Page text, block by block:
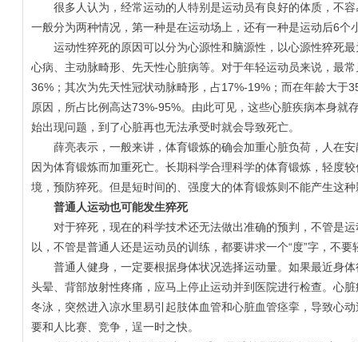
很多人认为，经常运动的人特别是运动员有良好的体质，不容
一般分为两种情况，第一种是在运动场上，还有一种是运动后6个
运动性猝死的原因可以分为心源性和脑源性，以心源性猝死最
心病、主动脉畸形、先天性心脏病等。对于年轻运动员来说，最
36%；其次为先天性冠状动脉畸形，占17%-19%；而在年龄大于
原因，所占比例高达73%-95%。由此可见，这些心脏疾病本身就
始出现问题，到了心脏再也无法承受时就会导致死亡。
薛亮表示，一般来讲，体育锻炼的确会加重心脏负荷，人在安
因为体育锻炼而加重死亡。长期科学合理科学的体育锻炼，轻度
境，预防猝死。但是短时间的、强度大的体育锻炼则不能产生这
普通人运动也可能发生猝死
对于猝死，现在的科学技术还无法做出准确的预判，不管是运
以，不管是普通人还是运动员的训练，都要讲求一个“度”字，不要
普通人健身，一定要根据身体状况选择运动量。如果最近身体
头晕、背部放射性疼痛，应马上停止运动并到医院进行检查。心
冬泳，突然进入凉水里易引起肢体血管和心脏血管痉挛，导致心
要和人比赛、竞争，逞一时之快。